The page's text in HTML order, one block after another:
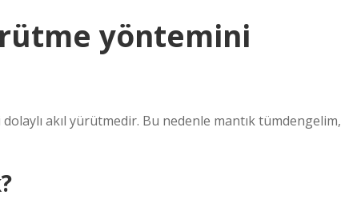
yöntemini
akıl yürütmedir. Bu nedenle mantık tümdengelim,